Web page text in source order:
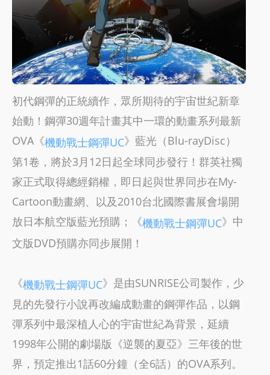
初代鋼彈的正統續作，眾所期待的宇宙世紀新章
始動！鋼彈30週年計畫其中一環的動畫系列最新
OVA《機動戰士鋼彈UC》藍光（Blu-rayDisc）
第1卷，將於3月12日起全球同步發行！群英社獨
家正式取得總經銷權，即日起與世界同步在My-
Cartoon動畫網、以及2010台北國際書展會場開
放日本航空版藍光預購；《機動戰士鋼彈UC》中
文版DVD預購亦同步展開！
《機動戰士鋼彈UC》是由SUNRISE公司製作，少
見的先發行小說再改編成動畫的鋼彈作品，以鋼
彈系列中最深植人心的宇宙世紀為背景，延續
1998年公開的劇場版《逆襲的夏亞》三年後的世
界，預定推出1話60分鐘（全6話）的OVA系列。